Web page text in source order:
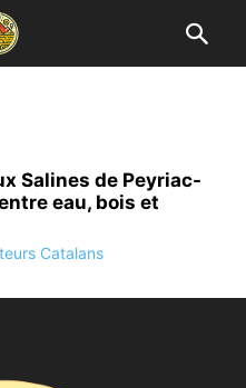
Salines de Peyriac-
eau, bois et
Catalans